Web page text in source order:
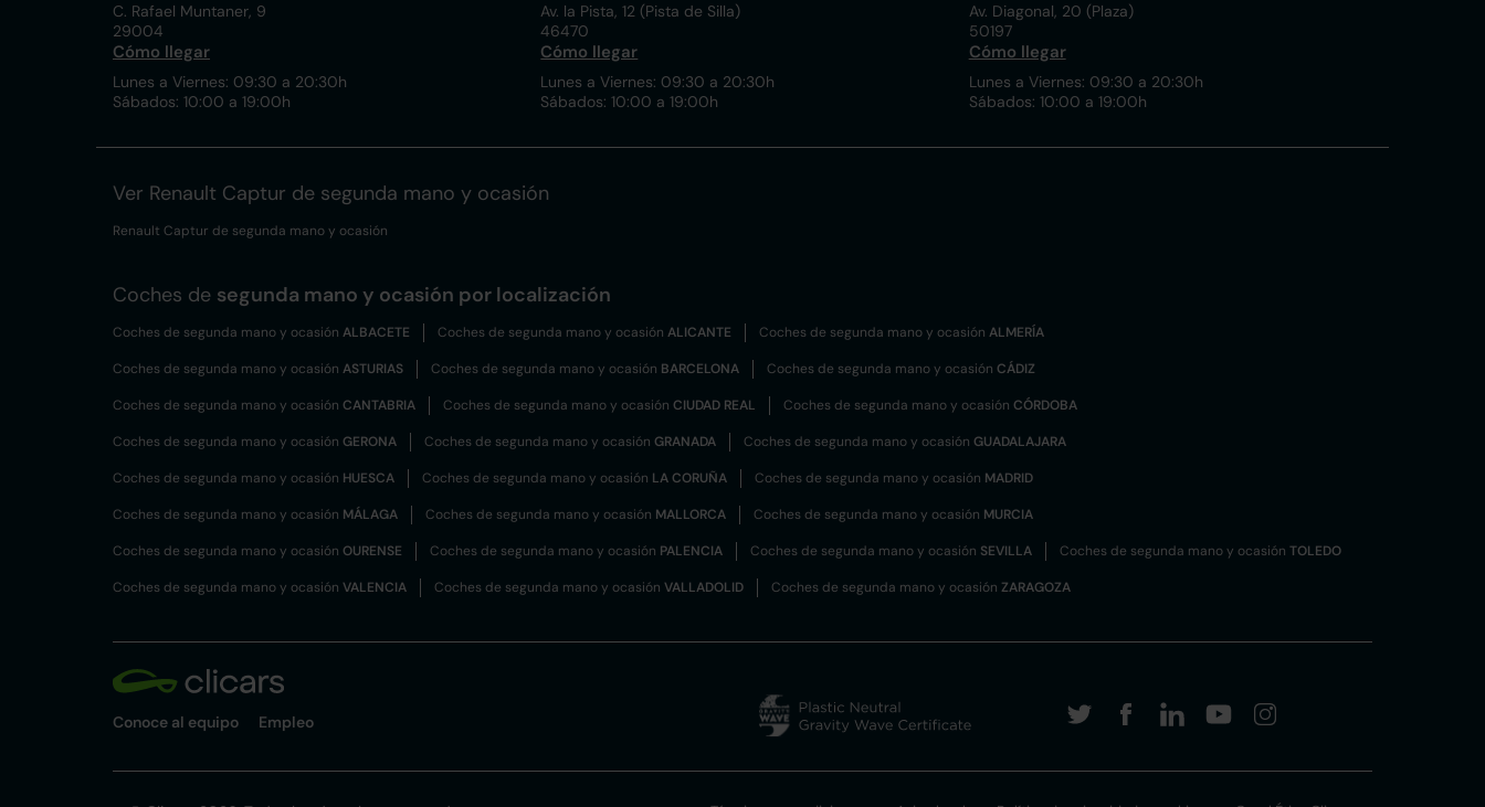
C. Rafael Muntaner, 9
29004
Cómo llegar
Lunes a Viernes: 09:30 a 20:30h
Sábados: 10:00 a 19:00h
Av. la Pista, 12 (Pista de Silla)
46470
Cómo llegar
Lunes a Viernes: 09:30 a 20:30h
Sábados: 10:00 a 19:00h
Av. Diagonal, 20 (Plaza)
50197
Cómo llegar
Lunes a Viernes: 09:30 a 20:30h
Sábados: 10:00 a 19:00h
Ver Renault Captur de segunda mano y ocasión
Renault Captur de segunda mano y ocasión
Coches de segunda mano y ocasión por localización
Coches de segunda mano y ocasión ALBACETE Coches de segunda mano y ocasión ALICANTE Coches de segunda mano y ocasión ALMERÍA
Coches de segunda mano y ocasión ASTURIAS Coches de segunda mano y ocasión BARCELONA Coches de segunda mano y ocasión CÁDIZ
Coches de segunda mano y ocasión CANTABRIA Coches de segunda mano y ocasión CIUDAD REAL Coches de segunda mano y ocasión CÓRDOBA
Coches de segunda mano y ocasión GERONA Coches de segunda mano y ocasión GRANADA Coches de segunda mano y ocasión GUADALAJARA
Coches de segunda mano y ocasión HUESCA Coches de segunda mano y ocasión LA CORUÑA Coches de segunda mano y ocasión MADRID
Coches de segunda mano y ocasión MÁLAGA Coches de segunda mano y ocasión MALLORCA Coches de segunda mano y ocasión MURCIA
Coches de segunda mano y ocasión OURENSE Coches de segunda mano y ocasión PALENCIA Coches de segunda mano y ocasión SEVILLA Coches de segunda mano y ocasión TOLEDO
Coches de segunda mano y ocasión VALENCIA Coches de segunda mano y ocasión VALLADOLID Coches de segunda mano y ocasión ZARAGOZA
Conoce al equipo Empleo